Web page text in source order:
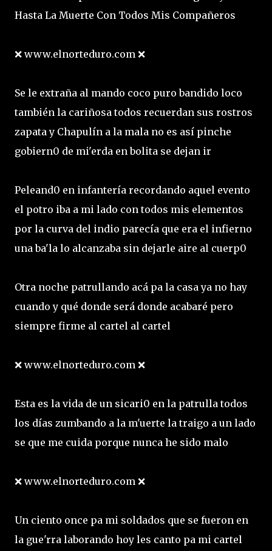
Hasta La Muerte Con Todos Mis Compañeros
❌ www.elnorteduro.com ❌
Se le extraña al mando coco puro bandido loco
también la cariñosa todos recuerdan sus rostros
zapata y Chapulín a la mala no es así pinche
gobiern0 de mi'erda en bolita se dejan ir
Peleand0 en infantería recordando aquel evento
el potro iba a mi lado con todos mis elementos
por la curva del indio parecía que era el infierno
una ba'la lo alcanzaba sin dejarle aire al cuerp0
Otra noche patrullando acá pa la casa ya no hay
cuando y qué donde será donde acabaré pero
siempre firme al cartel al cartel
❌ www.elnorteduro.com ❌
Esta es la vida de un sicari0 en la patrulla todos
los días zumbando a la m'uerte la traigo a un lado
se que me cuida porque nunca he sido malo
❌ www.elnorteduro.com ❌
Un ciento once pa mi soldados que se fueron en
la gue'rra laborando hoy les canto pa mi cartel